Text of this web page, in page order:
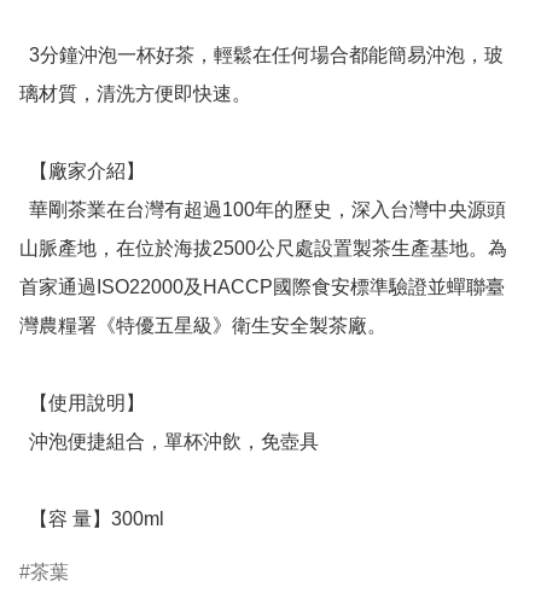
璃材質，清洗方便即快速。
山脈產地，在位於海拔2500公尺處設置製茶生產基地。為
首家通過ISO22000及HACCP國際食安標準驗證並蟬聯臺
灣農糧署《特優五星級》衛生安全製茶廠。
  【容 量】300ml
茶葉